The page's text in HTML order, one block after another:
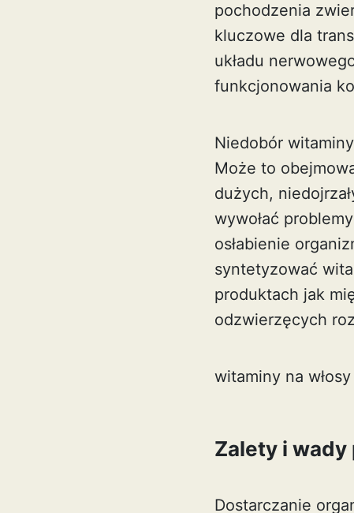
pochodzenia
kluczowe dla
układu
funkcjonowania
Niedobór
Może to
dużych,
wywołać
osłabienie
syntetyzować
produktach jak
odzwierzęcych
witaminy na włosy
Zalety i wady
Dostarczanie